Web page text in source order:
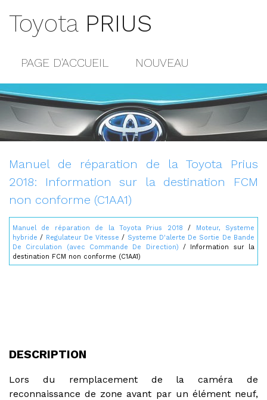
Toyota PRIUS
PAGE D'ACCUEIL NOUVEAU
POPULAIRE
CONTACTS
Manuel de réparation de la Toyota Prius
2018: Information sur la destination FCM
non conforme (C1AA1)
Manuel de réparation de la Toyota Prius 2018 /
Moteur, Systeme
hybride / Regulateur De Vitesse / Systeme D'alerte De Sortie De Bande
De Circulation (avec Commande De Direction) / Information sur la
destination FCM non conforme (C1AA1)
DESCRIPTION
Lors du remplacement de la caméra de
reconnaissance de zone avant par un élément neuf,